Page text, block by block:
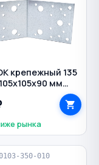
крепежный 135
мм
рынка
350-010